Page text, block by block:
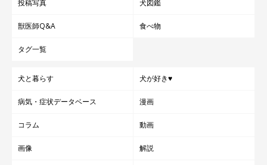
投稿写真 犬図鑑
獣医師Q&A 食べ物
タグ一覧
犬と暮らす 犬が好き♥
病気・症状データベース 漫画
コラム 動画
画像 解説